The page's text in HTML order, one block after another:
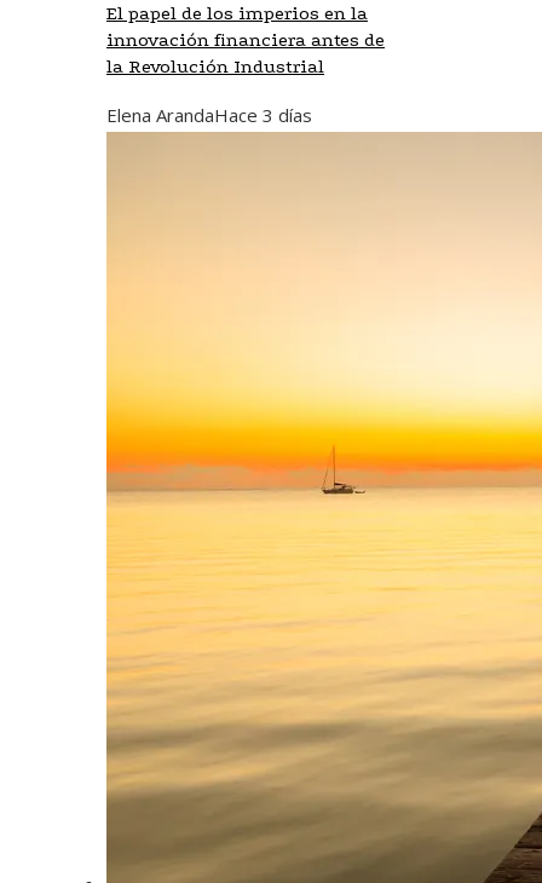
El papel de los imperios en la
innovación financiera antes de
la Revolución Industrial
Elena ArandaHace 3 días